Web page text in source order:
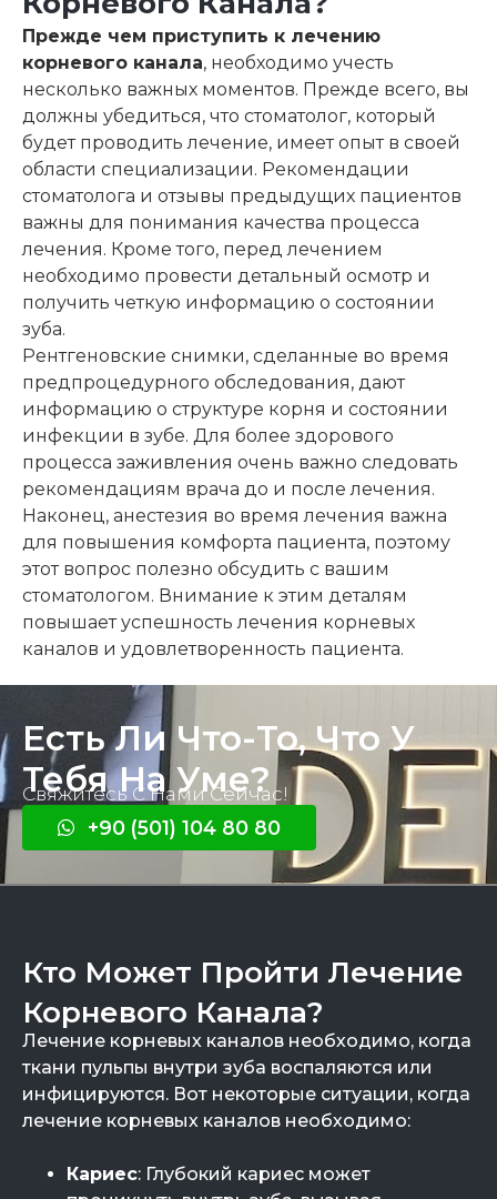
Прежде чем приступить к лечению
корневого канала, необходимо учесть
несколько важных моментов. Прежде всего, вы
должны убедиться, что стоматолог, который
будет проводить лечение, имеет опыт в своей
области специализации. Рекомендации
стоматолога и отзывы предыдущих пациентов
важны для понимания качества процесса
лечения. Кроме того, перед лечением
необходимо провести детальный осмотр и
получить четкую информацию о состоянии
зуба.
Рентгеновские снимки, сделанные во время
предпроцедурного обследования, дают
информацию о структуре корня и состоянии
инфекции в зубе. Для более здорового
процесса заживления очень важно следовать
рекомендациям врача до и после лечения.
Наконец, анестезия во время лечения важна
для повышения комфорта пациента, поэтому
этот вопрос полезно обсудить с вашим
стоматологом. Внимание к этим деталям
повышает успешность лечения корневых
каналов и удовлетворенность пациента.
Есть Ли Что-То, Что У
Тебя На Уме?
Свяжитесь С Нами Сейчас!
+90 (501) 104 80 80
Кто Может Пройти Лечение
Корневого Канала?
Лечение корневых каналов необходимо, когда
ткани пульпы внутри зуба воспаляются или
инфицируются. Вот некоторые ситуации, когда
лечение корневых каналов необходимо:
Кариес: Глубокий кариес может